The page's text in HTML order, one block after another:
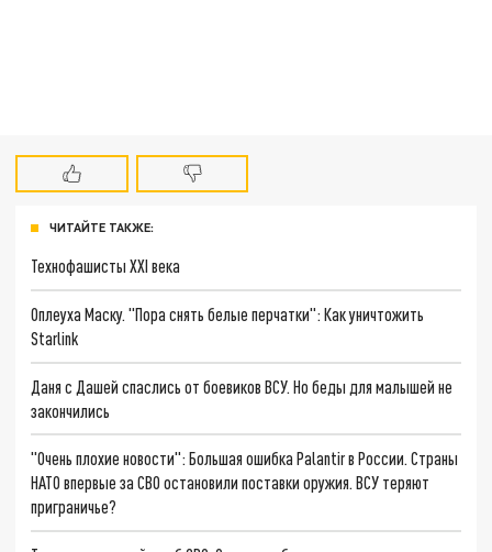
ЧИТАЙТЕ ТАКЖЕ:
Технофашисты XXI века
Оплеуха Маску. "Пора снять белые перчатки": Как уничтожить
Starlink
Даня с Дашей спаслись от боевиков ВСУ. Но беды для малышей не
закончились
"Очень плохие новости": Большая ошибка Palantir в России. Страны
НАТО впервые за СВО остановили поставки оружия. ВСУ теряют
приграничье?